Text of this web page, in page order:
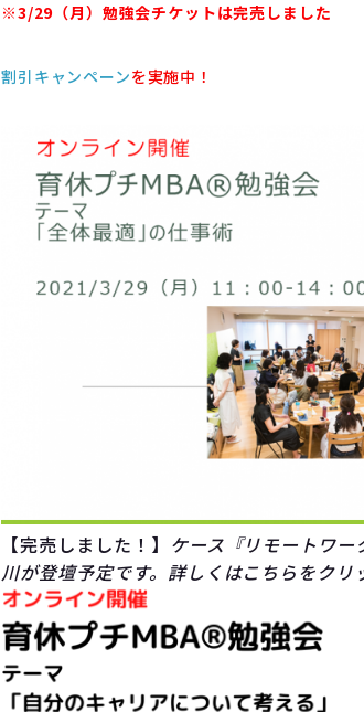
※3/29（月）勉強会チケットは完売しました
割引キャンペーンを実施中！
【完売しました！】 ケース『リモートワ
川が登壇予定です。詳しくはこちらをクリ